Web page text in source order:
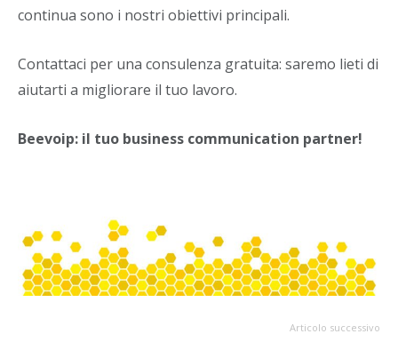
continua sono i nostri obiettivi principali.
Contattaci per una consulenza gratuita: saremo lieti di
aiutarti a migliorare il tuo lavoro.
Beevoip: il tuo business communication partner!
Articolo successivo